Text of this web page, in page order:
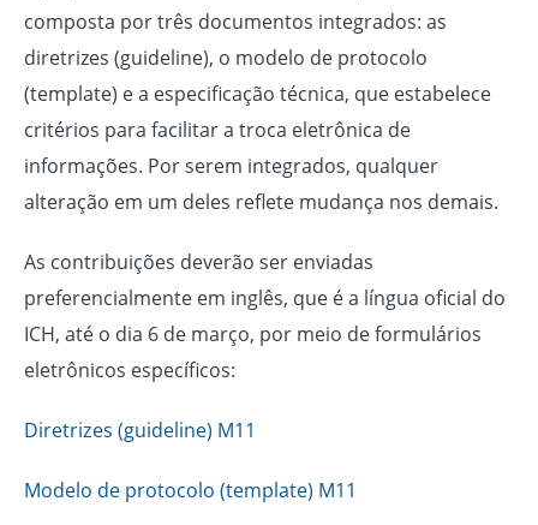
composta por três documentos integrados: as
diretrizes (guideline), o modelo de protocolo
(template) e a especificação técnica, que estabelece
critérios para facilitar a troca eletrônica de
informações. Por serem integrados, qualquer
alteração em um deles reflete mudança nos demais.
As contribuições deverão ser enviadas
preferencialmente em inglês, que é a língua oficial do
ICH, até o dia 6 de março, por meio de formulários
eletrônicos específicos:
Diretrizes (guideline) M11
Modelo de protocolo (template) M11